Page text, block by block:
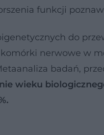
funkcji
do
nerwowe w
badań,
wieku